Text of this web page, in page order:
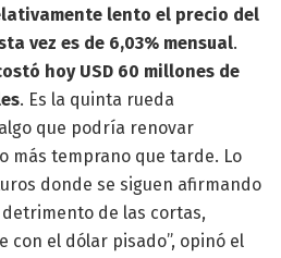
lento el precio del
vez es de 6,03% mensual.
hoy USD 60 millones de
. Es la quinta rueda
que podría renovar
más temprano que tarde. Lo
donde se siguen afirmando
de las cortas,
con el dólar pisado”, opinó el